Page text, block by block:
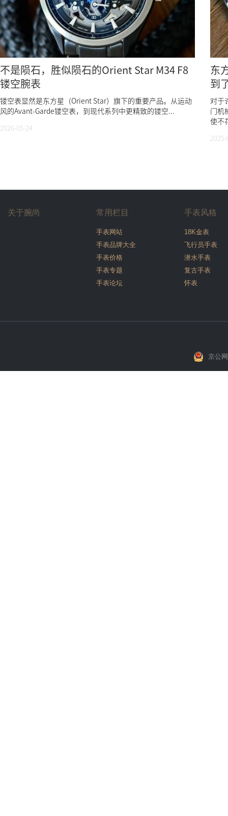
不是陨石，胜似陨石的Orient Star M34 F8
镂空腕表
镂空表显然是东方星（Orient Star）旗下的重要产品。从运动
风的Avant-Garde镂空表，到现代系列中更精致的镂空...
2026-05-24
东
到
对于
门机
使不
关于腕尚 常用栏目
手表网站
手表品牌大全
手表价格
手表专题
手表论坛
手表风格
18K金表
飞行员手表
潜水手表
复古手表
怀表
京公